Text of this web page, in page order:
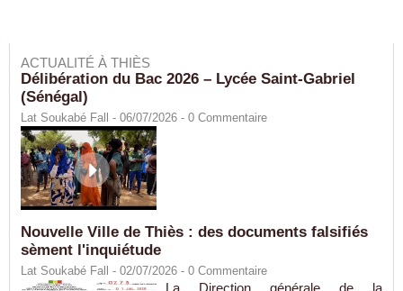
ACTUALITÉ À THIÈS
Délibération du Bac 2026 – Lycée Saint-Gabriel
(Sénégal)
Lat Soukabé Fall - 06/07/2026 - 0 Commentaire
Nouvelle Ville de Thiès : des documents falsifiés
sèment l'inquiétude
Lat Soukabé Fall - 02/07/2026 - 0 Commentaire